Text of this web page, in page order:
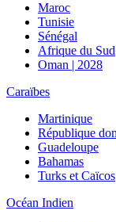
Maroc
Tunisie
Sénégal
Afrique du Sud
Oman | 2028
Caraïbes
Martinique
République
Guadeloupe
Bahamas
Turks et Caïcos
Océan Indien